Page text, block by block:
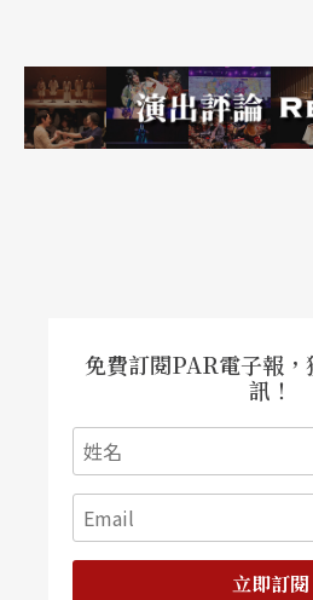
免費訂閱PAR電子報
訊！
立即訂閱